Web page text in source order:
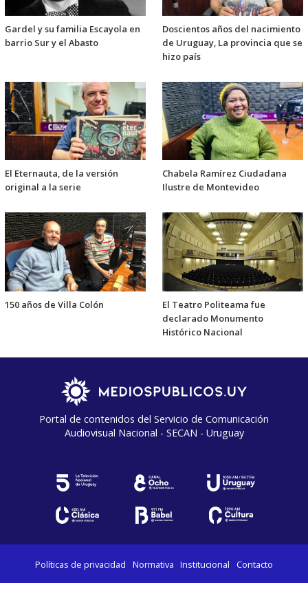
Gardel y su familia Escayola en
barrio Sur y el Abasto
Doscientos años del nacimiento
de Uruguay, La provincia que se
hizo país
El Eternauta, de la versión
original a la serie
Chabela Ramírez Ciudadana
Ilustre de Montevideo
150 años de Villa Colón
El Teatro Politeama fue
declarado Monumento
Histórico Nacional
Portal de contenidos del Servicio de Comunicación
Audiovisual Nacional - SECAN - Uruguay
Políticas de privacidad Normativa Institucional Contacto